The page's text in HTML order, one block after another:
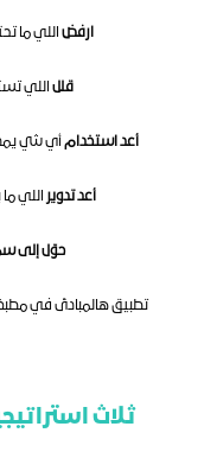
ارفض اللي ما
قلل اللي
أعد استخدام أي شي
أعد تدوير اللي
حوّل إلى